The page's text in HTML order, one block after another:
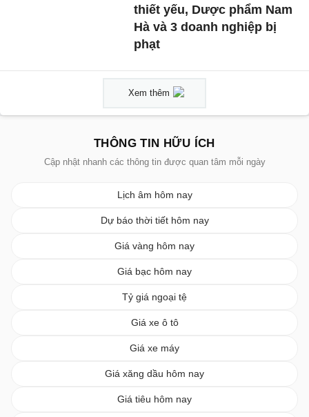
thiết yếu, Dược phẩm Nam
Hà và 3 doanh nghiệp bị
phạt
Xem thêm
THÔNG TIN HỮU ÍCH
Cập nhật nhanh các thông tin được quan tâm mỗi ngày
Lịch âm hôm nay
Dự báo thời tiết hôm nay
Giá vàng hôm nay
Giá bạc hôm nay
Tỷ giá ngoại tệ
Giá xe ô tô
Giá xe máy
Giá xăng dầu hôm nay
Giá tiêu hôm nay